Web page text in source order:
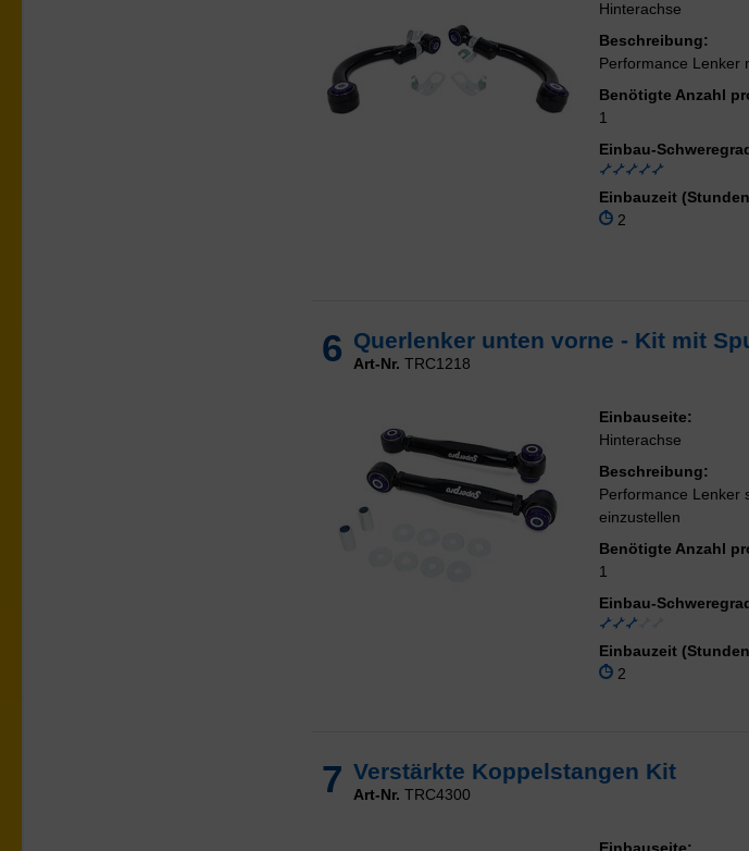
Hinterachse
Beschreibung:
Performance Lenker
Benötigte Anzahl
1
Einbau-
Einbauzeit
2
6 Querlenker unten vorne - Kit mit
Art-Nr. TRC1218
Einbauseite:
Hinterachse
Beschreibung:
Performance Lenker
einzustellen
Benötigte Anzahl
1
Einbau-
Einbauzeit
2
7 Verstärkte Koppelstangen Kit
Art-Nr. TRC4300